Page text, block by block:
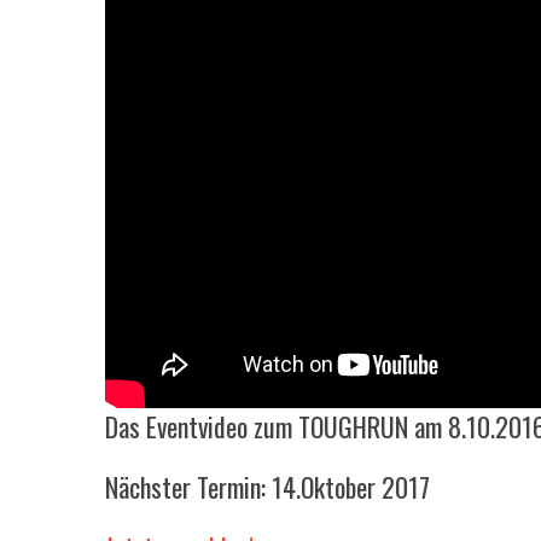
Das Eventvideo zum TOUGHRUN am
Nächster Termin: 14.Oktober 2017